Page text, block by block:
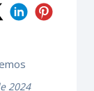
2024